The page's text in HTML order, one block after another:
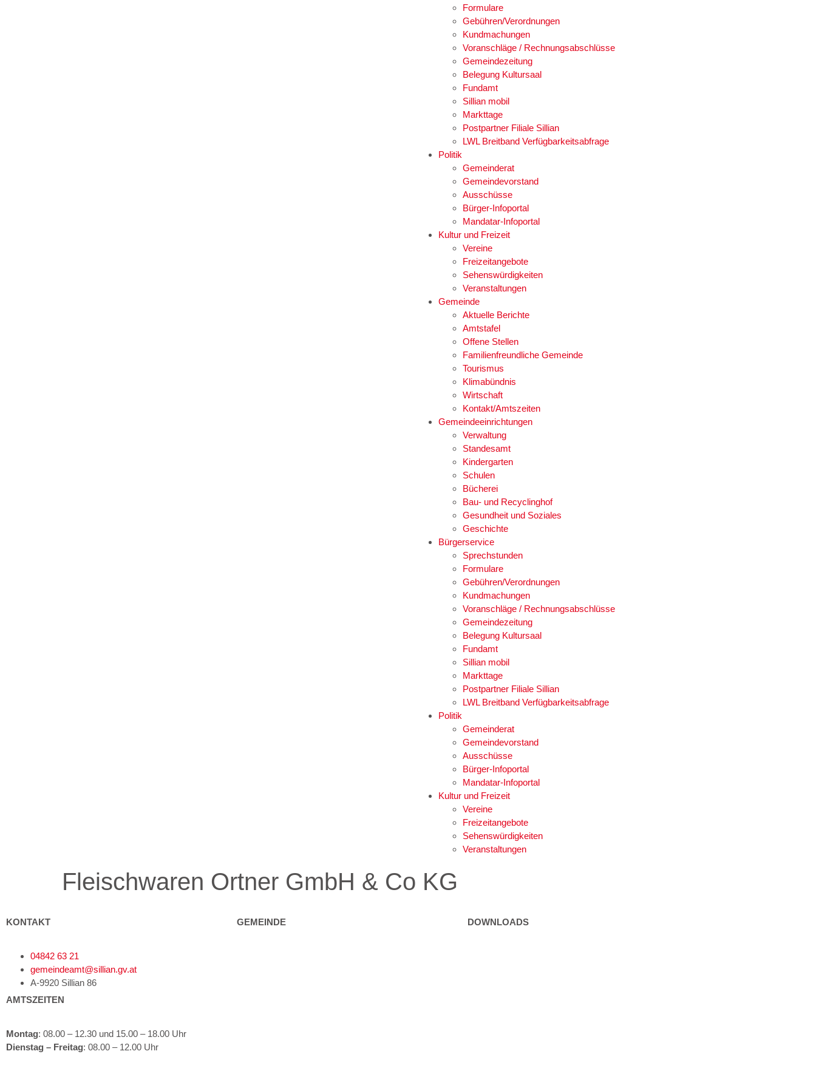
Formulare
Gebühren/Verordnungen
Kundmachungen
Voranschläge / Rechnungsabschlüsse
Gemeindezeitung
Belegung Kultursaal
Fundamt
Sillian mobil
Markttage
Postpartner Filiale Sillian
LWL Breitband Verfügbarkeitsabfrage
Politik
Gemeinderat
Gemeindevorstand
Ausschüsse
Bürger-Infoportal
Mandatar-Infoportal
Kultur und Freizeit
Vereine
Freizeitangebote
Sehenswürdigkeiten
Veranstaltungen
Gemeinde
Aktuelle Berichte
Amtstafel
Offene Stellen
Familienfreundliche Gemeinde
Tourismus
Klimabündnis
Wirtschaft
Kontakt/Amtszeiten
Gemeindeeinrichtungen
Verwaltung
Standesamt
Kindergarten
Schulen
Bücherei
Bau- und Recyclinghof
Gesundheit und Soziales
Geschichte
Bürgerservice
Sprechstunden
Formulare
Gebühren/Verordnungen
Kundmachungen
Voranschläge / Rechnungsabschlüsse
Gemeindezeitung
Belegung Kultursaal
Fundamt
Sillian mobil
Markttage
Postpartner Filiale Sillian
LWL Breitband Verfügbarkeitsabfrage
Politik
Gemeinderat
Gemeindevorstand
Ausschüsse
Bürger-Infoportal
Mandatar-Infoportal
Kultur und Freizeit
Vereine
Freizeitangebote
Sehenswürdigkeiten
Veranstaltungen
Fleischwaren Ortner GmbH & Co KG
KONTAKT
04842 63 21
gemeindeamt@sillian.gv.at
A-9920 Sillian 86
AMTSZEITEN
Montag: 08.00 – 12.30 und 15.00 – 18.00 Uhr
Dienstag – Freitag: 08.00 – 12.00 Uhr
GEMEINDE DOWNLOADS